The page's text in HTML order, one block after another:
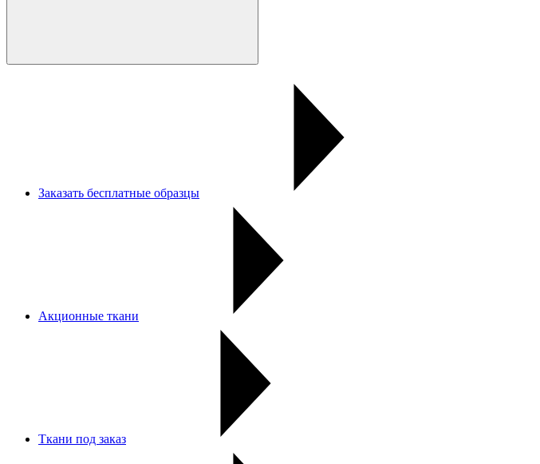
Заказать бесплатные образцы
Акционные ткани
Ткани под заказ